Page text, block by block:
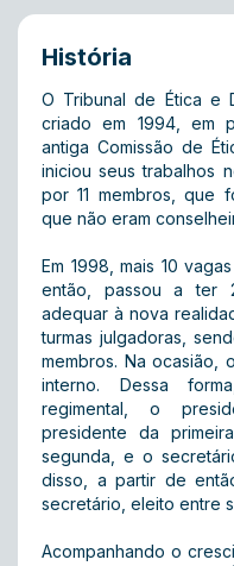
História
O Tribunal de Ética e
criado em 1994, em
antiga Comissão de
iniciou seus trabalhos
por 11 membros, que
que não eram
Em 1998, mais 10
então, passou a ter
adequar à nova
turmas julgadoras,
membros. Na ocasião,
interno. Dessa
regimental, o
presidente da
segunda, e o
disso, a partir de
secretário, eleito entre
Acompanhando o